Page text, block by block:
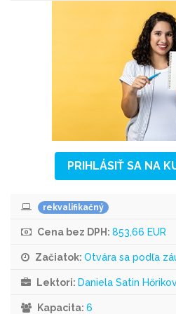
PRIHLÁSIŤ SA NA
rekvalifikačný
Cena bez DPH: 853,66 EUR
Začiatok: Otvára sa podľa
Lektori: Daniela Satin
Kapacita: 6